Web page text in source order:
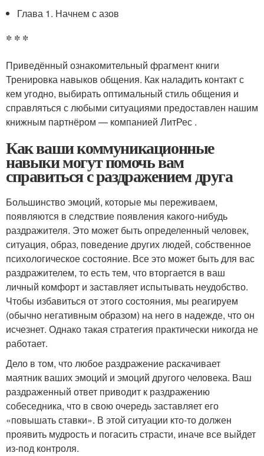
Глава 1. Начнем с азов
* * *
Приведённый ознакомительный фрагмент книги
Тренировка навыков общения. Как наладить контакт с
кем угодно, выбирать оптимальный стиль общения и
справляться с любыми ситуациями предоставлен нашим
книжным партнёром — компанией ЛитРес .
Как ваши коммуникационные
навыки могут помочь вам
справиться с раздражением друга
Большинство эмоций, которые мы переживаем,
появляются в следствие появления какого-нибудь
раздражителя. Это может быть определенный человек,
ситуация, образ, поведение других людей, собственное
психологическое состояние. Все это может быть для вас
раздражителем, то есть тем, что вторгается в ваш
личный комфорт и заставляет испытывать неудобство.
Чтобы избавиться от этого состояния, мы реагируем
(обычно негативным образом) на него в надежде, что он
исчезнет. Однако такая стратегия практически никогда не
работает.
Дело в том, что любое раздражение раскачивает
маятник ваших эмоций и эмоций другого человека. Ваш
раздраженный ответ приводит к раздражению
собеседника, что в свою очередь заставляет его
«повышать ставки». В этой ситуации кто-то должен
проявить мудрость и погасить страсти, иначе все выйдет
из-под контроля.